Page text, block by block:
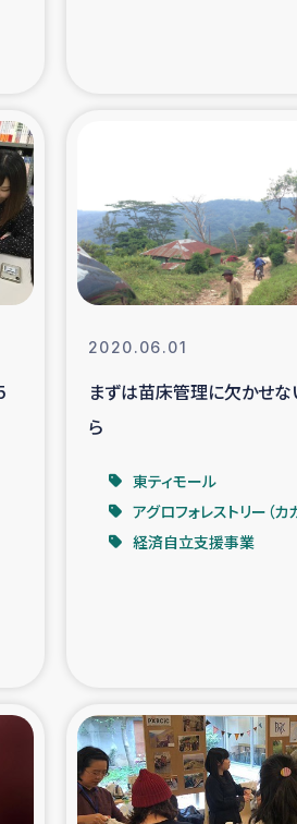
被災者支援
・農業復興支援
ランティア日誌
羊の畜産支援
善による栄養改善事業
震被災者支援
産者支援
2020.06.01
まずは苗床管理に欠かせ
ら
東ティモール
アグロフォレストリー（カ
経済自立支援事業